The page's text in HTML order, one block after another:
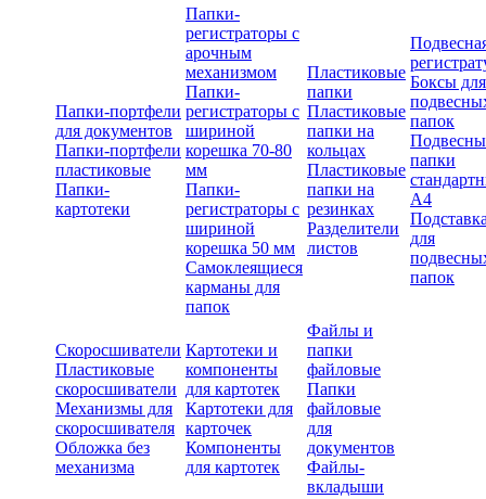
Папки-портфели
для документов
Папки-портфели
пластиковые
Папки-
картотеки
Папки-
регистраторы с
арочным
механизмом
Папки-
регистраторы с
шириной
корешка 70-80
мм
Папки-
регистраторы с
шириной
корешка 50 мм
Самоклеящиеся
карманы для
папок
Пластиковые
папки
Пластиковые
папки на
кольцах
Пластиковые
папки на
резинках
Разделители
листов
Боксы для
папок
папки
А4
для
папок
Скоросшиватели
Пластиковые
скоросшиватели
Механизмы для
скоросшивателя
Обложка без
механизма
Картотеки и
компоненты
для картотек
Картотеки для
карточек
Компоненты
для картотек
Файлы и
папки
файловые
Папки
файловые
для
документов
Файлы-
вкладыши